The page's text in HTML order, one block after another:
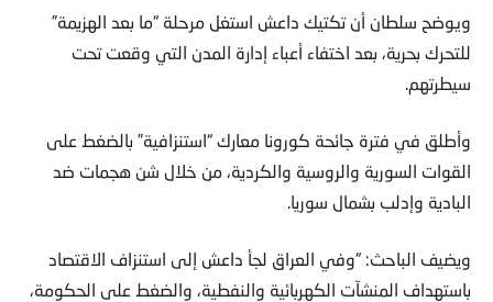
ويوضح سلطان أن تكتيك داعش استغل مرحلة “ما بعد الهزيمة”
للتحرك بحرية، بعد اختفاء أعباء إدارة المدن التي وقعت تحت
سيطرتهم.
وأطلق في فترة جائحة كورونا معارك “استنزافية” بالضغط على
القوات السورية والروسية والكردية، من خلال شن هجمات ضد
البادية وإدلب بشمال سوريا.
ويضيف الباحث: “وفي العراق لجأ داعش إلى استنزاف الاقتصاد
باستهداف المنشآت الكهربائية والنفطية، والضغط على الحكومة،